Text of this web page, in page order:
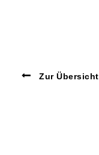
Zur Übersicht